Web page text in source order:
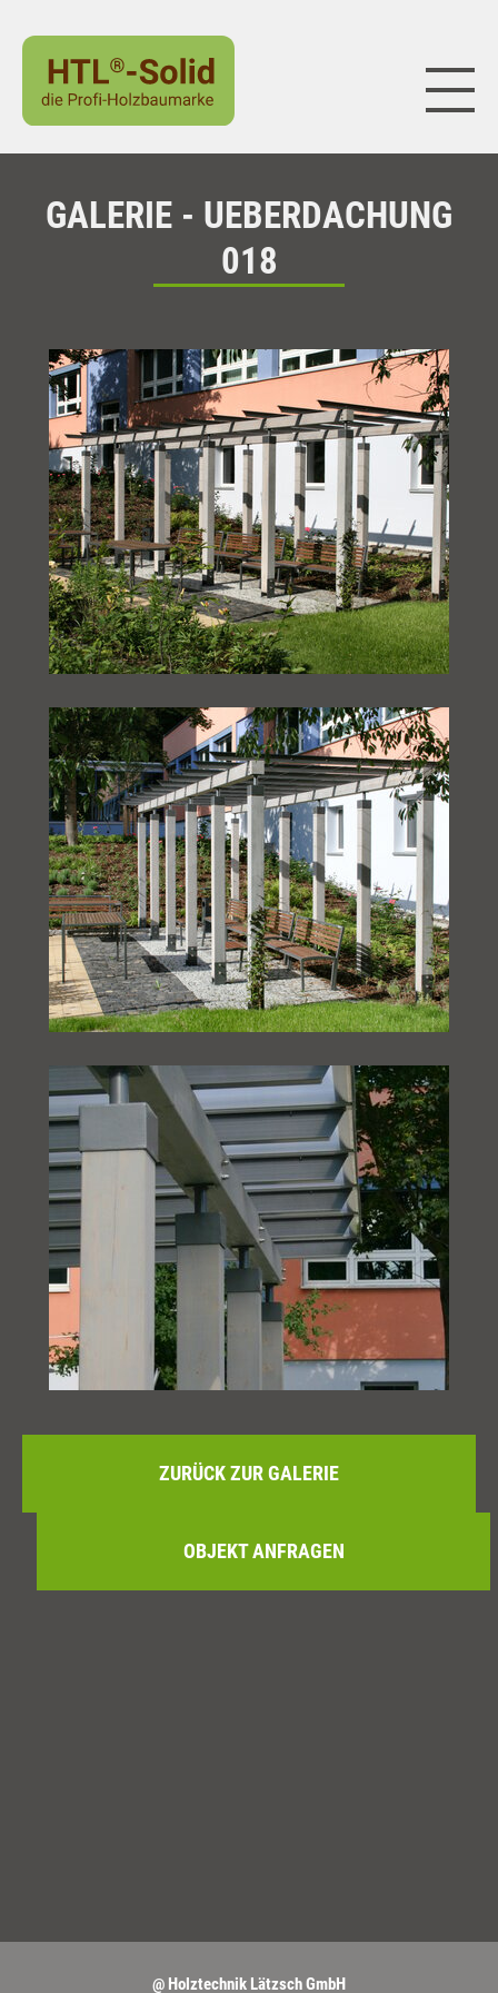
GALERIE - UEBERDACHUNG
018
ZURÜCK ZUR GALERIE
OBJEKT ANFRAGEN
@ Holztechnik Lätzsch GmbH